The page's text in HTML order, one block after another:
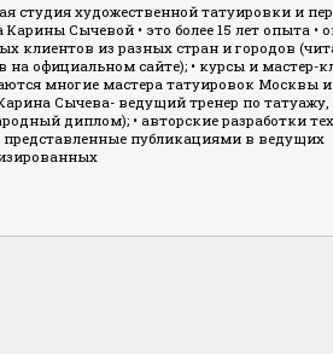
студия художественной татуировки и
Сычевой • это более 15 лет опыта •
клиентов из разных стран и городов
на официальном сайте); • курсы и мастер-
многие мастера татуировок Москвы
Сычева- ведущий тренер по
диплом); • авторские разработки
представленные публикациями в ведущих